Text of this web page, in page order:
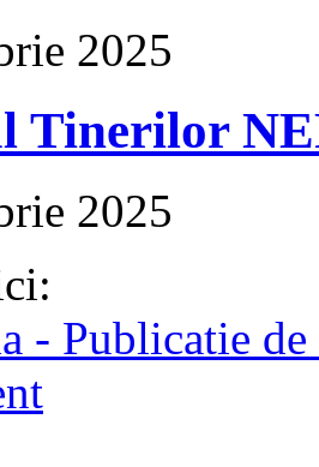
2025
Tinerilor
2025
- Publicatie